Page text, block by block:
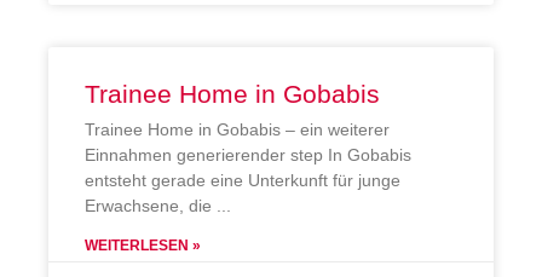
Trainee Home in Gobabis
Trainee Home in Gobabis – ein weiterer
Einnahmen generierender step In Gobabis
entsteht gerade eine Unterkunft für junge
Erwachsene, die
WEITERLESEN »